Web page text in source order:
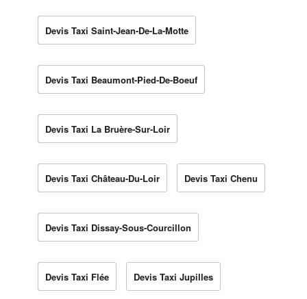
Devis Taxi Saint-Jean-De-La-Motte
Devis Taxi Beaumont-Pied-De-Boeuf
Devis Taxi La Bruère-Sur-Loir
Devis Taxi Château-Du-Loir Devis Taxi Chenu
Devis Taxi Dissay-Sous-Courcillon
Devis Taxi Flée Devis Taxi Jupilles